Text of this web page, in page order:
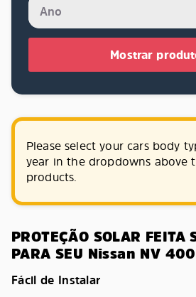
Mostrar
Please select your cars body
year in the dropdowns above
products.
PROTEÇÃO SOLAR FEITA
PARA SEU Nissan NV 400
Fácil de Instalar